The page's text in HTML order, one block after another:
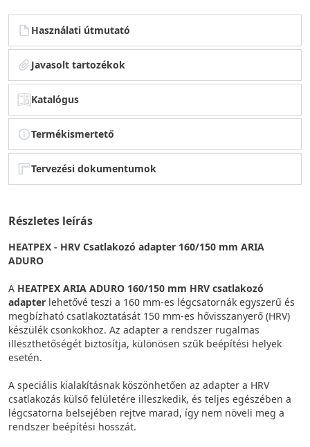
Használati útmutató
Javasolt tartozékok
Katalógus
Termékismertető
Tervezési dokumentumok
Részletes leírás
HEATPEX - HRV Csatlakozó adapter 160/150 mm ARIA
ADURO
A HEATPEX ARIA ADURO 160/150 mm HRV csatlakozó
adapter lehetővé teszi a 160 mm-es légcsatornák egyszerű és
megbízható csatlakoztatását 150 mm-es hővisszanyerő (HRV)
készülék csonkokhoz. Az adapter a rendszer rugalmas
illeszthetőségét biztosítja, különösen szűk beépítési helyek
esetén.
A speciális kialakításnak köszönhetően az adapter a HRV
csatlakozás külső felületére illeszkedik, és teljes egészében a
légcsatorna belsejében rejtve marad, így nem növeli meg a
rendszer beépítési hosszát.